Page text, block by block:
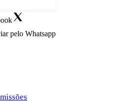
pelo Whatsapp